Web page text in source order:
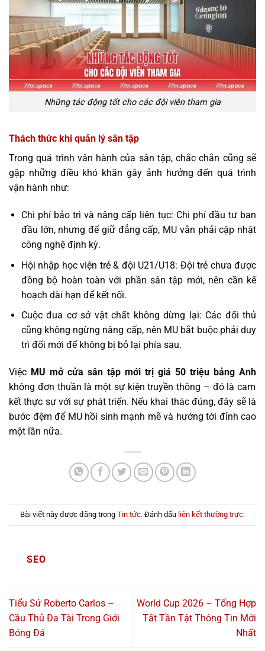
Những tác động tốt cho các đội viên tham gia
Thách thức khi quản lý sân tập
Trong quá trình vân hành của sân tập, chắc chắn cũng sẽ
gặp những điều khó khăn gây ảnh hưởng đến quá trình
vận hành như:
Chi phí bảo trì và nâng cấp liên tục: Chi phí đầu tư ban
đầu lớn, nhưng để giữ đẳng cấp, MU vẫn phải cập nhật
công nghệ định kỳ.
Hội nhập học viện trẻ & đội U21/U18: Đội trẻ chưa được
đồng bộ hoàn toàn với phần sân tập mới, nên cần kế
hoạch dài hạn để kết nối.
Cuộc đua cơ sở vật chất không dừng lại: Các đối thủ
cũng không ngừng nâng cấp, nên MU bắt buộc phải duy
trì đổi mới để không bị bỏ lại phía sau.
Việc MU mở cửa sân tập mới trị giá 50 triệu bảng Anh
không đơn thuần là một sự kiện truyền thông – đó là cam
kết thực sự với sự phát triển. Nếu khai thác đúng, đây sẽ là
bước đệm để MU hồi sinh mạnh mẽ và hướng tới đỉnh cao
một lần nữa.
Bài viết này được đăng trong Tin tức. Đánh dấu liên kết thường trực.
SEO
Tiểu Sử Roberto Carlos –
Cầu Thủ Đa Tài Trong Giới
Bóng Đá
World Cup 2026 – Tổng Hợp
Tất Tần Tật Thông Tin Mới
Nhất